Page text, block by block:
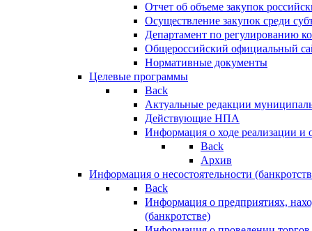
Отчет об объеме закупок
Осуществление закупок среди
Департамент по регулированию
Общероссийский официальный
Нормативные документы
Целевые программы
Back
Актуальные редакции
Действующие НПА
Информация о ходе реализации
Back
Архив
Информация о несостоятельности
Back
Информация о предприятиях,
(банкротстве)